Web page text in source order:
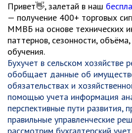
Привет👋, залетай в наш
— получение 400+ торговых
ММВБ на основе технических
паттернов, сезонности,
обучения.
Бухучет в сельском хозяйстве
обобщает данные об
обязательствах и
помощью учета информация
перспективные пути развития,
правильные управленческие